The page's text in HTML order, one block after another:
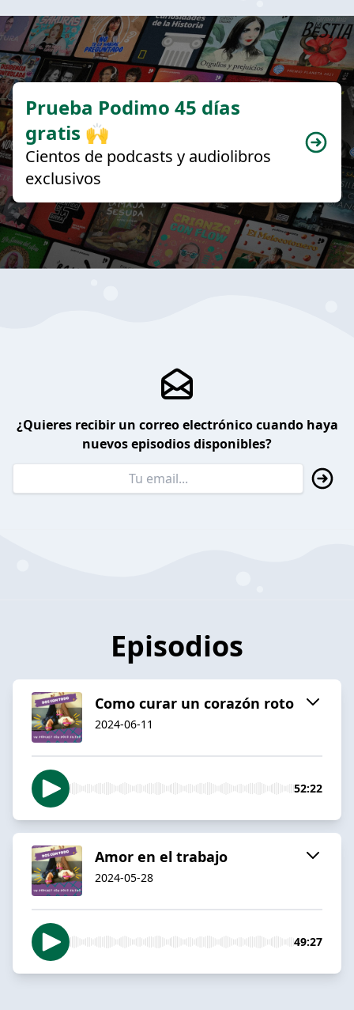
Prueba Podimo 45 días
gratis 🙌
Cientos de podcasts y audiolibros
exclusivos
¿Quieres recibir un correo electrónico cuando haya
nuevos episodios disponibles?
Episodios
Como curar un corazón roto
2024-06-11
52:22
Amor en el trabajo
2024-05-28
49:27